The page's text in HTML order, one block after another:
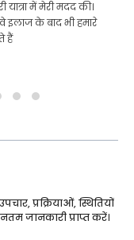
में मेरी मदद की।
इलाज के बाद भी हमारे
हैं
प्रक्रियाओं, स्थितियों
जानकारी प्राप्त करें।